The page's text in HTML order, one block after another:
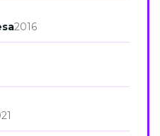
2016